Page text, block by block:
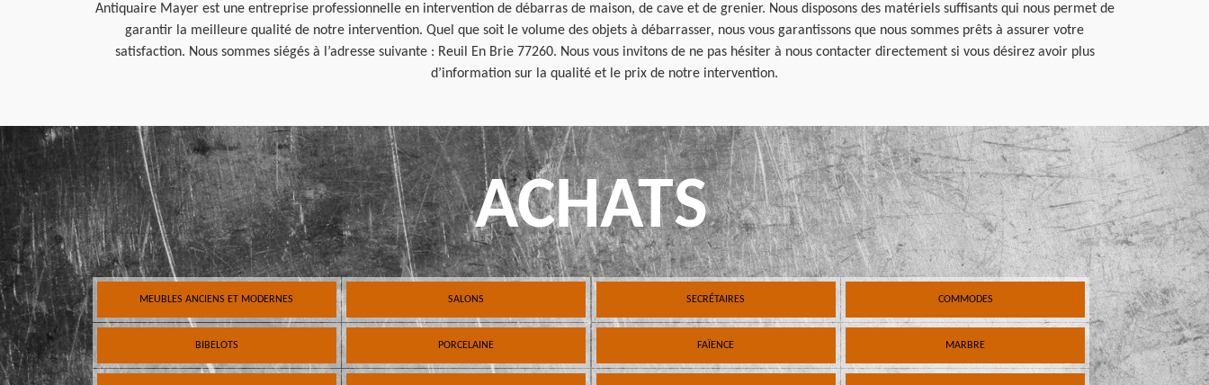
Antiquaire Mayer est une entreprise professionnelle en intervention de débarras de maison, de cave et de grenier. Nous disposons des matériels suffisants qui nous permet de
garantir la meilleure qualité de notre intervention. Quel que soit le volume des objets à débarrasser, nous vous garantissons que nous sommes prêts à assurer votre
satisfaction. Nous sommes siégés à l’adresse suivante : Reuil En Brie 77260. Nous vous invitons de ne pas hésiter à nous contacter directement si vous désirez avoir plus
d’information sur la qualité et le prix de notre intervention.
ACHATS
MEUBLES ANCIENS ET MODERNES SALONS SECRÉTAIRES COMMODES
BIBELOTS PORCELAINE FAÏENCE MARBRE